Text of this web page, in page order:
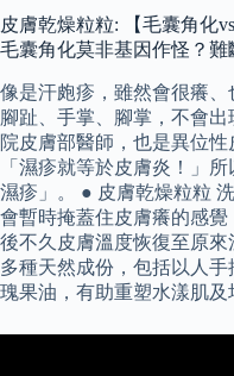
皮膚乾燥粒粒: 【毛囊角化
毛囊角化莫非基因作怪？難
像是汗皰疹，雖然會很癢、
腳趾、手掌、腳掌，不會
院皮膚部醫師，也是異位
「濕疹就等於皮膚炎！」
濕疹」。 ● 皮膚乾燥粒粒
會暫時掩蓋住皮膚癢的感
後不久皮膚溫度恢復至原
多種天然成份，包括以人
瑰果油，有助重塑水漾肌及